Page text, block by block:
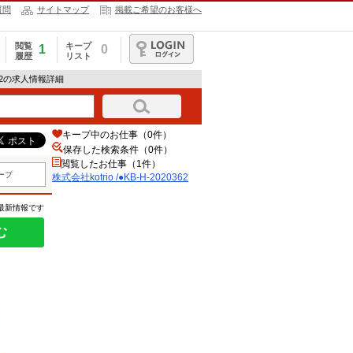
問 サイトマップ 掲載ご希望のお客様へ
閲覧
履歴
1
キープ
リスト
0
ログイン
の求人情報詳細
プ
新情報です
キープ中のお仕事（0件）
保存した検索条件（0件）
閲覧したお仕事（1件）
株式会社kotrio /●KB-H-2020362